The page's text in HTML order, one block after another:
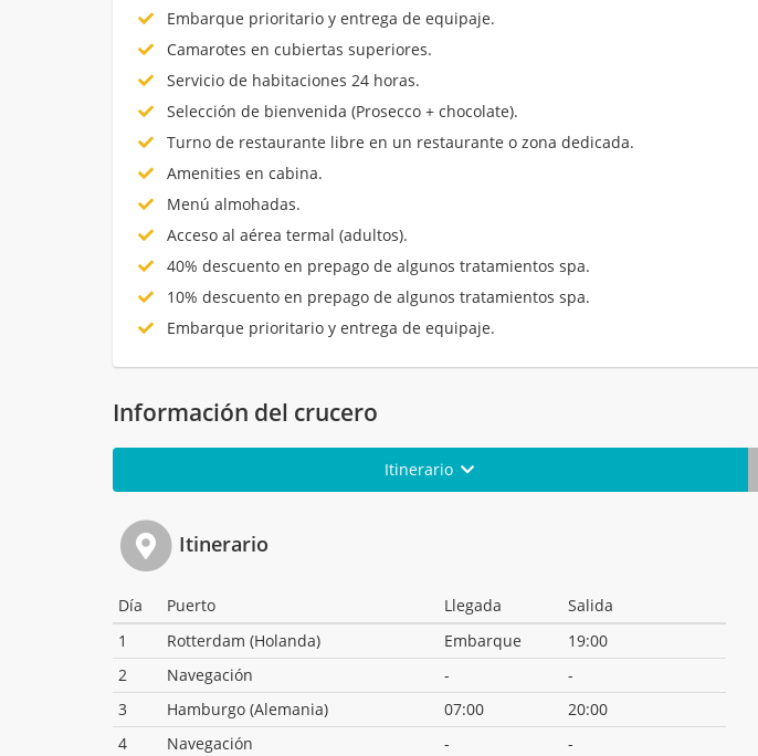
Embarque prioritario y entrega de equipaje.
Camarotes en cubiertas superiores.
Servicio de habitaciones 24 horas.
Selección de bienvenida (Prosecco + chocolate).
Turno de restaurante libre en un restaurante o zona dedicada.
Amenities en cabina.
Menú almohadas.
Acceso al aérea termal (adultos).
40% descuento en prepago de algunos tratamientos spa.
10% descuento en prepago de algunos tratamientos spa.
Embarque prioritario y entrega de equipaje.
Información del crucero
Itinerario
Itinerario
Día Puerto Llegada
Salida
1
Rotterdam (Holanda) Embarque
19:00
2
Navegación -
-
3
Hamburgo (Alemania) 07:00
20:00
4
Navegación -
-